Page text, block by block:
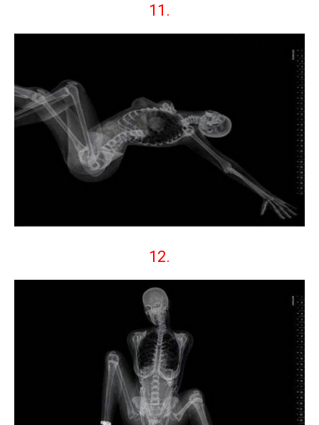
11.
12.